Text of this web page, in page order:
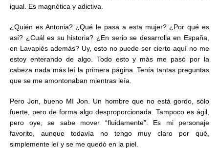
igual. Es magnética y adictiva.
¿Quién es Antonia? ¿Qué le pasa a esta mujer? ¿Por qué es
así? ¿Cuál es su historia? ¿En serio se desarrolla en España,
en Lavapiés además? Uy, esto no puede ser cierto aquí no me
estoy enterando de algo. Todo esto y más me pasó por la
cabeza nada más leí la primera página. Tenía tantas preguntas
que se me amontonaban mientras leía.
Pero Jon, bueno MI Jon. Un hombre que no está gordo, sólo
fuerte, pero de forma algo desproporcionada. Tampoco es ágil,
pero oye, se sabe mover “fluidamente”. Es mi personaje
favorito, aunque todavía no tengo muy claro por qué,
simplemente leí y se me quedó en la piel.